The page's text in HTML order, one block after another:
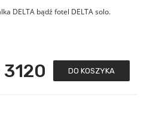
DELTA bądź fotel DELTA solo.
3120 DO KOSZYKA